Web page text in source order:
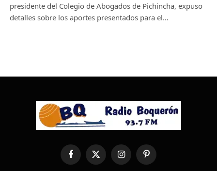
presidente del Colegio de Abogados de Pichincha, expuso
detalles sobre los aportes presentados para el…
FacebookX
(Twitter)
InstagramPinterest